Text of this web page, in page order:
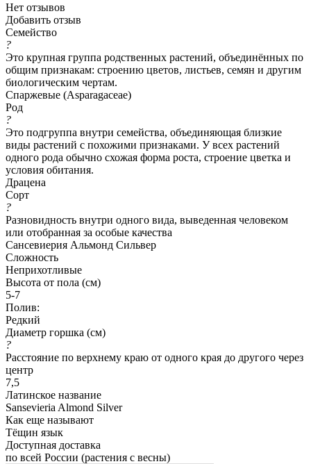
Нет отзывов
Добавить отзыв
Семейство
?
Это крупная группа родственных растений, объединённых по
общим признакам: строению цветов, листьев, семян и другим
биологическим чертам.
Спаржевые (Asparagaceae)
Род
?
Это подгруппа внутри семейства, объединяющая близкие
виды растений с похожими признаками. У всех растений
одного рода обычно схожая форма роста, строение цветка и
условия обитания.
Драцена
Сорт
?
Разновидность внутри одного вида, выведенная человеком
или отобранная за особые качества
Сансевиерия Альмонд Сильвер
Сложность
Неприхотливые
Высота от пола (см)
5-7
Полив:
Редкий
Диаметр горшка (см)
?
Расстояние по верхнему краю от одного края до другого через
центр
7,5
Латинское название
Sansevieria Almond Silver
Как еще называют
Тёщин язык
Доступная доставка
по всей России (растения с весны)